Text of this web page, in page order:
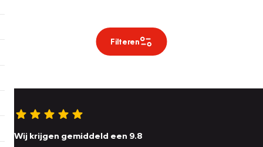
Filteren
Wij krijgen gemiddeld een 9.8